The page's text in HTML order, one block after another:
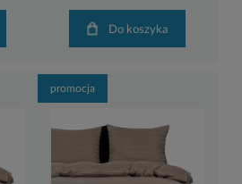
Do koszyka
promocja